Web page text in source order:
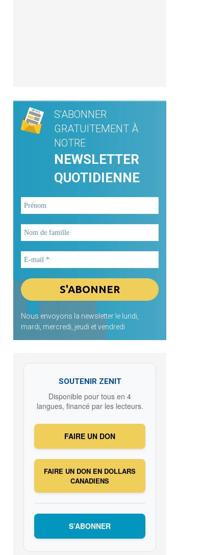
S'ABONNER
GRATUITEMENT À
NOTRE
NEWSLETTER
QUOTIDIENNE
Nous envoyons la newsletter le lundi,
mardi, mercredi, jeudi et vendredi
SOUTENIR ZENIT
Disponible pour tous en 4
langues, financé par les lecteurs.
FAIRE UN DON
FAIRE UN DON EN DOLLARS
CANADIENS
S’ABONNER